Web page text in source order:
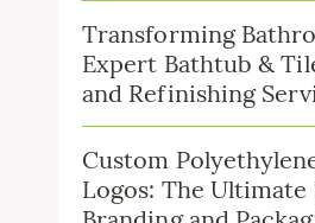
Transforming
Expert Bathtub &
and Refinishing
Custom
Logos: The